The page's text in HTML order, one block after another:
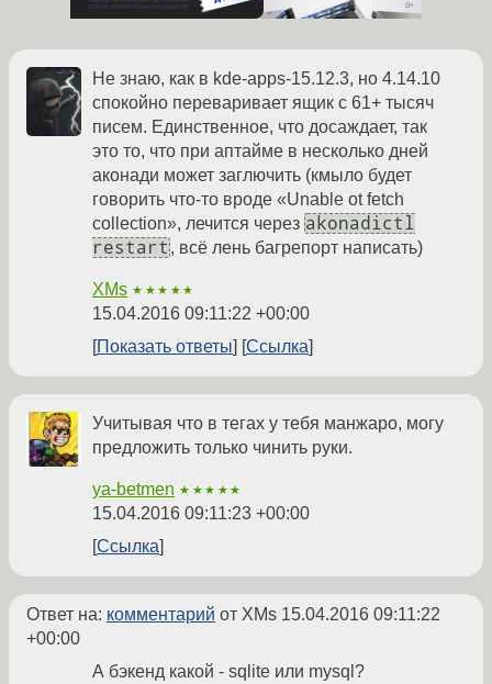
Не знаю, как в kde-apps-15.12.3, но 4.14.10
спокойно переваривает ящик с 61+ тысяч
писем. Единственное, что досаждает, так
это то, что при аптайме в несколько дней
аконади может заглючить (кмыло будет
говорить что-то вроде «Unable ot fetch
collection», лечится через akonadictl
restart , всё лень багрепорт написать)
XMs ★★★★★
15.04.2016 09:11:22 +00:00
Показать ответы
Ссылка
Учитывая что в тегах у тебя манжаро, могу
предложить только чинить руки.
ya-betmen ★★★★★
15.04.2016 09:11:23 +00:00
Ссылка
Ответ на: комментарий от XMs 15.04.2016 09:11:22
+00:00
А бэкенд какой - sqlite или mysql?